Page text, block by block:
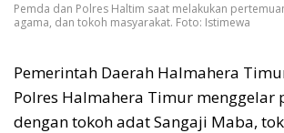
Pemda dan Polres Haltim saat melakukan
agama, dan tokoh masyarakat. Foto: Istimewa
Pemerintah Daerah Halmahera
Polres Halmahera Timur menggelar
dengan tokoh adat Sangaji Maba,